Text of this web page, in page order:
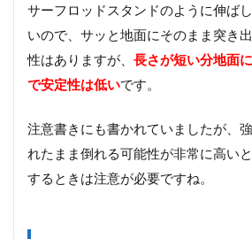
サーフロッドスタンドのように伸ば
いので、サッと地面にそのまま突き
性はありますが、 長さが短い分地面
で安定性は低いです。
注意書きにも書かれていましたが、
れたまま倒れる可能性が非常に高い
するときは注意が必要ですね。